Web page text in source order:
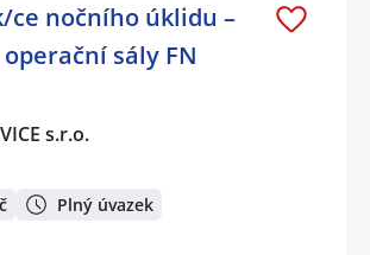
ce nočního úklidu –
sály FN
s.r.o.
Plný úvazek